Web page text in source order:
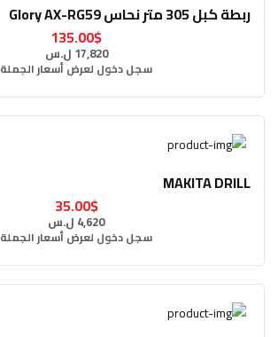
ربطة كبل 305 متر نحاس Glory AX-RG59
135.00$
17,820 ل.س
سجل دخول لعرض أسعار الجملة
MAKITA DRILL
35.00$
4,620 ل.س
سجل دخول لعرض أسعار الجملة